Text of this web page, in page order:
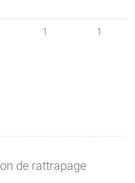
1 1
de rattrapage